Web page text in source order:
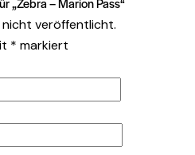
veröffentlicht.
* markiert